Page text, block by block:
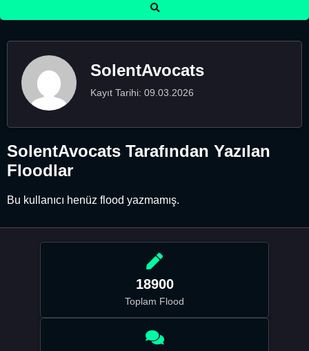
SolentAvocats
Kayıt Tarihi: 09.03.2026
SolentAvocats Tarafından Yazılan
Floodlar
Bu kullanıcı henüz flood yazmamış.
18900
Toplam Flood